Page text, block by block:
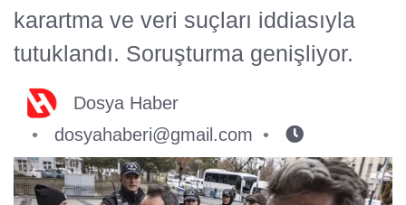
karartma ve veri suçları iddiasıyla
tutuklandı. Soruşturma genişliyor.
Dosya Haber
dosyahaberi@gmail.com